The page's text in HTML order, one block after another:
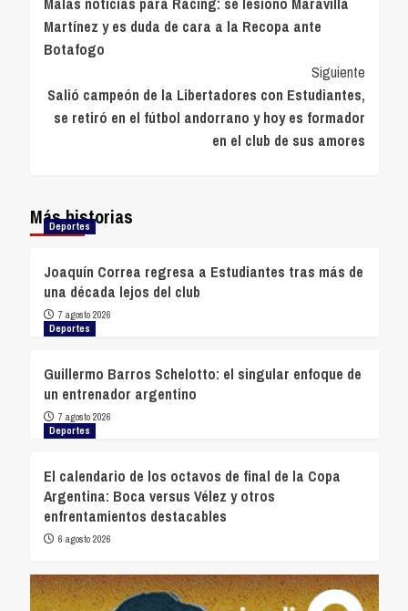
de
entradas
Martínez y es duda de cara a la Recopa ante
Botafogo
Siguiente
Salió campeón de la Libertadores con Estudiantes,
se retiró en el fútbol andorrano y hoy es formador
en el club de sus amores
Más historias
Deportes
Joaquín Correa regresa a Estudiantes tras más de
una década lejos del club
7 agosto 2026
Deportes
Guillermo Barros Schelotto: el singular enfoque de
un entrenador argentino
7 agosto 2026
Deportes
El calendario de los octavos de final de la Copa
Argentina: Boca versus Vélez y otros
enfrentamientos destacables
6 agosto 2026